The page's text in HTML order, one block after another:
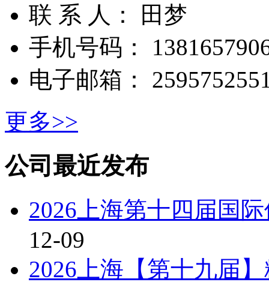
联 系 人： 田梦
手机号码：
电子邮箱：
更多>>
公司最近发布
2026上海第十四届国
12-09
2026上海【第十九届